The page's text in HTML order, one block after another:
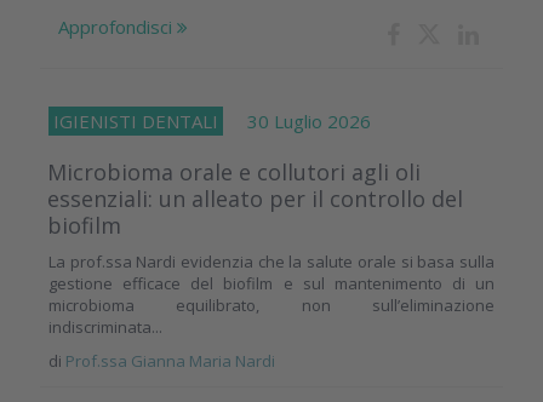
Approfondisci
IGIENISTI DENTALI 30 Luglio 2026
Microbioma orale e collutori agli oli
essenziali: un alleato per il controllo del
biofilm
La prof.ssa Nardi evidenzia che la salute orale si basa sulla
gestione efficace del biofilm e sul mantenimento di un
microbioma equilibrato, non sull’eliminazione
indiscriminata...
di Prof.ssa Gianna Maria Nardi